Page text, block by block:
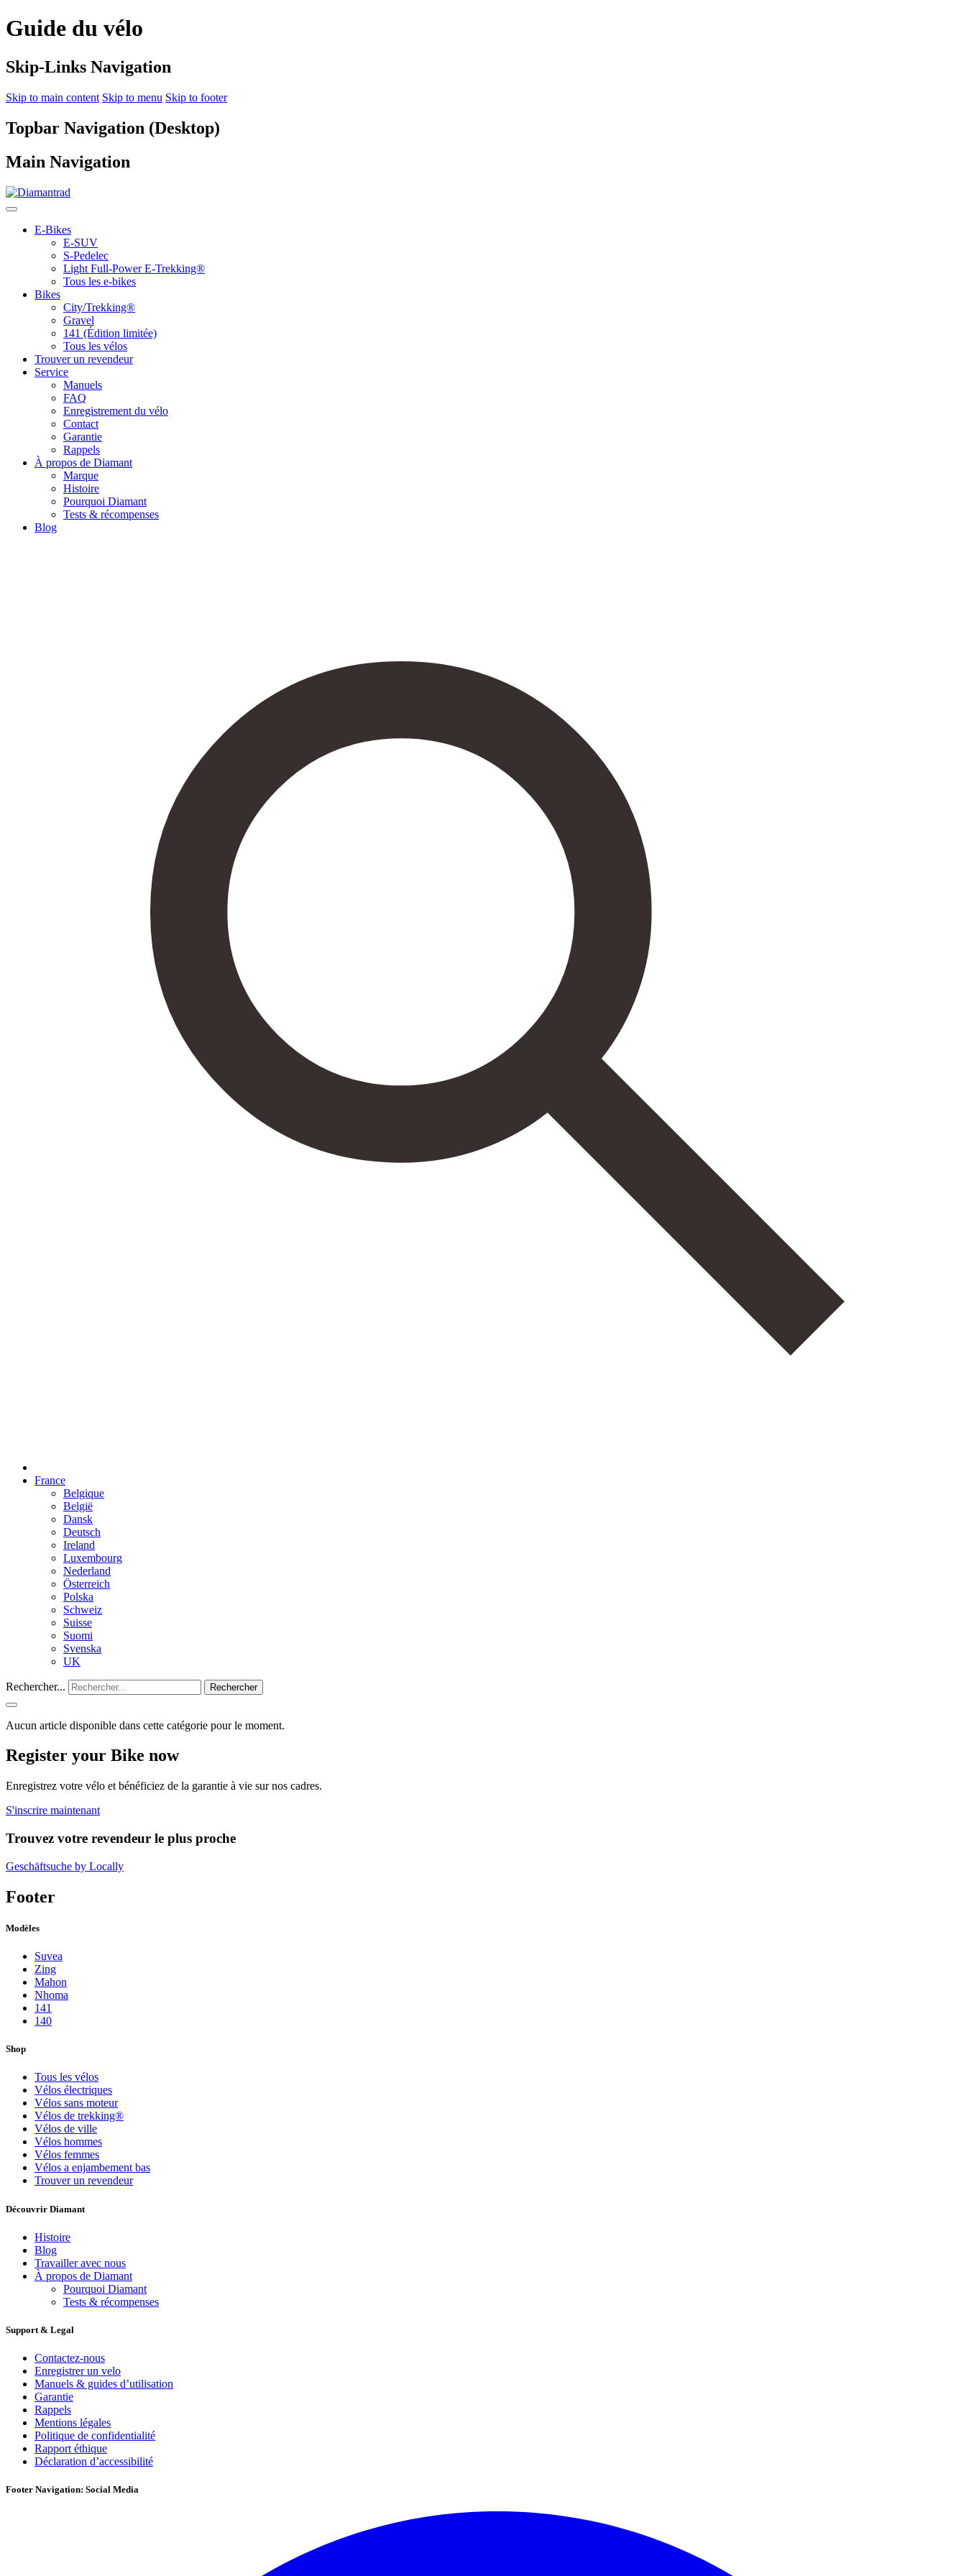
Guide du vélo
Skip-Links Navigation
Skip to main content Skip to menu Skip to footer
Topbar Navigation (Desktop)
Main Navigation
E-Bikes
E-SUV
S-Pedelec
Light Full-Power E-Trekking®
Tous les e-bikes
Bikes
City/Trekking®
Gravel
141 (Édition limitée)
Tous les vélos
Trouver un revendeur
Service
Manuels
FAQ
Enregistrement du vélo
Contact
Garantie
Rappels
À propos de Diamant
Marque
Histoire
Pourquoi Diamant
Tests & récompenses
Blog
France
Belgique
België
Dansk
Deutsch
Ireland
Luxembourg
Nederland
Österreich
Polska
Schweiz
Suisse
Suomi
Svenska
UK
Rechercher... Rechercher
Aucun article disponible dans cette catégorie pour le moment.
Register your Bike now
Enregistrez votre vélo et bénéficiez de la garantie à vie sur nos cadres.
S'inscrire maintenant
Trouvez votre revendeur le plus proche
Geschäftsuche by Locally
Footer
Modèles
Suvea
Zing
Mahon
Nhoma
141
140
Shop
Tous les vélos
Vélos électriques
Vélos sans moteur
Vélos de trekking®
Vélos de ville
Vélos hommes
Vélos femmes
Vélos a enjambement bas
Trouver un revendeur
Découvrir Diamant
Histoire
Blog
Travailler avec nous
À propos de Diamant
Pourquoi Diamant
Tests & récompenses
Support & Legal
Contactez-nous
Enregistrer un velo
Manuels & guides d’utilisation
Garantie
Rappels
Mentions légales
Politique de confidentialité
Rapport éthique
Déclaration d’accessibilité
Footer Navigation: Social Media